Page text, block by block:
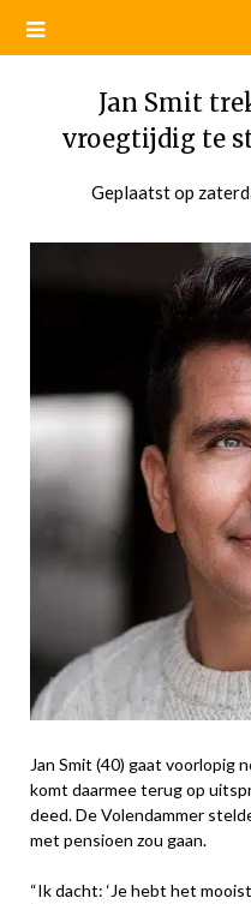
Jan Smit
vroegtijdig te
Geplaatst op
Jan Smit (40) gaat voorlopig
komt daarmee terug op
deed. De Volendammer
met pensioen zou gaan.
“Ik dacht: ‘Je hebt het